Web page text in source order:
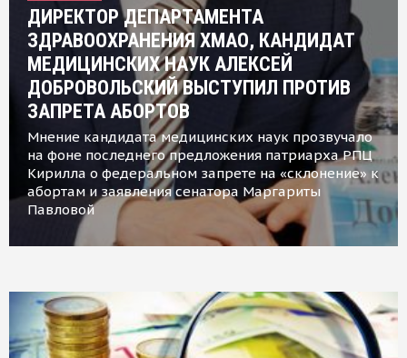
ДИРЕКТОР ДЕПАРТАМЕНТА
ЗДРАВООХРАНЕНИЯ ХМАО, КАНДИДАТ
МЕДИЦИНСКИХ НАУК АЛЕКСЕЙ
ДОБРОВОЛЬСКИЙ ВЫСТУПИЛ ПРОТИВ
ЗАПРЕТА АБОРТОВ
Мнение кандидата медицинских наук прозвучало
на фоне последнего предложения патриарха РПЦ
Кирилла о федеральном запрете на «склонение» к
абортам и заявления сенатора Маргариты
Павловой